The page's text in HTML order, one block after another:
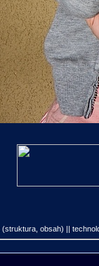
(struktura, obsah) ||